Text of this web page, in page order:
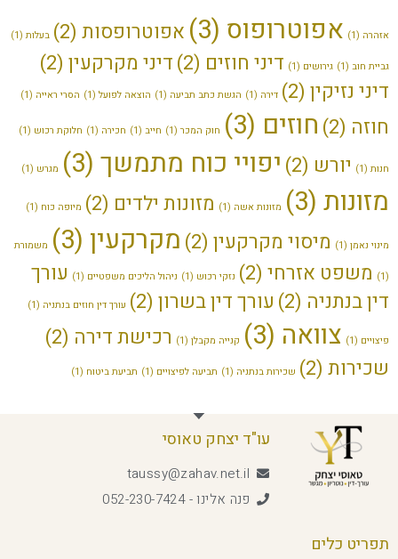
אזהרה(1) אפוטרופוס(3) אפוטרופסות(2) בעלות(1)
גביית חוב(1) גירושים(1) דיני חוזים(2) דיני מקרקעין(2)
דיני נזיקין(2) דירה(1) הגשת כתב תביעה(1) הוצאה לפועל(1) הסרי ראייה(1)
חוזה(2) חוזים(3) חוק המכר(1) חייב(1) חכירה(1) חלוקת רכוש(1)
חנות(1) יורש(2) יפויי כוח מתמשך(3) מגרש(1)
מזונות(3) מזונות אשה(1) מזונות ילדים(2) מיופה כוח(1)
מינוי נאמן(1) מיסוי מקרקעין(2) מקרקעין(3) משמורת
משפט אזרחי(2) נזקי רכוש(1) ניהול הליכים משפטיים(1)
עורך
דין בנתניה(2) עורך דין בשרון(2) עורך דין חוזים בנתניה(1)
פיצויים(1) צוואה(3) קנייה מקבלן(1) רכישת דירה(2)
שכירות(2) שכירות בנתניה(1) תביעה לפיצויים(1) תביעת ביטוח(1)
עו"ד יצחק טאוסי
taussy@zahav.net.il
פנה אלינו - 052-230-7424
תפריט כלים